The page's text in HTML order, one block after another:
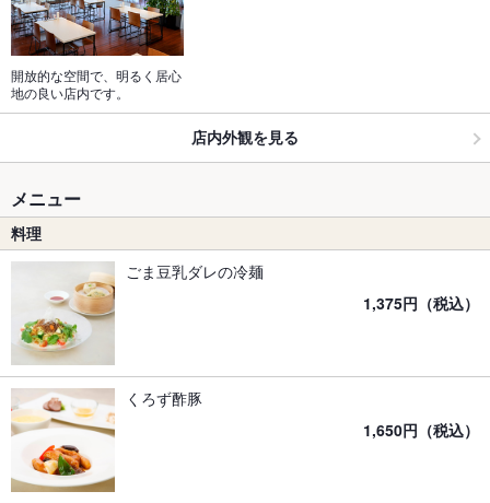
開放的な空間で、明るく居心
地の良い店内です。
店内外観を見る
メニュー
料理
ごま豆乳ダレの冷麺
1,375円（税込）
くろず酢豚
1,650円（税込）